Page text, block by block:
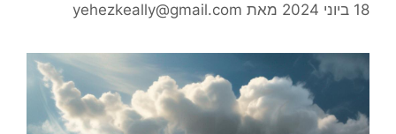
18 ביוני 2024 מאת yehezkeally@gmail.com